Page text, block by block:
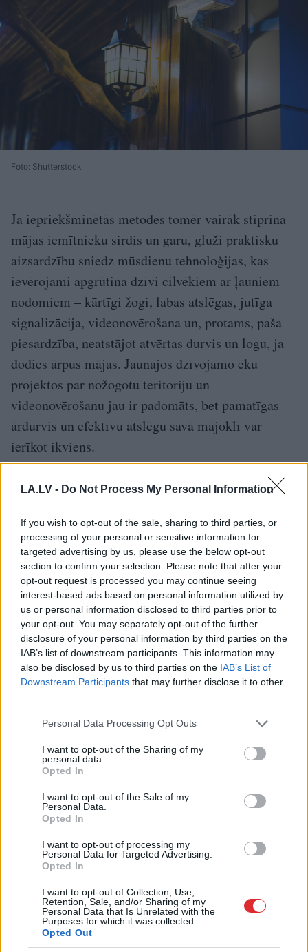
LA.LV - Do Not Process My Personal Information
If you wish to opt-out of the sale, sharing to third parties, or
processing of your personal or sensitive information for
targeted advertising by us, please use the below opt-out
section to confirm your selection. Please note that after your
opt-out request is processed you may continue seeing
interest-based ads based on personal information utilized by
us or personal information disclosed to third parties prior to
your opt-out. You may separately opt-out of the further
disclosure of your personal information by third parties on the
IAB’s list of downstream participants. This information may
also be disclosed by us to third parties on the IAB’s List of
Downstream Participants that may further disclose it to other
Please note that this website/app uses one or more Google
not limited to your visit or usage behaviour. You may click to
grant or deny consent to Google and its third-party tags to
use your data for below specified purposes in below Google
consent section.
Personal Data Processing Opt Outs
I want to opt-out of the Sharing of my
personal data.
Opted In
I want to opt-out of the Sale of my
Personal Data.
Opted In
I want to opt-out of processing my
Personal Data for Targeted Advertising.
Opted In
I want to opt-out of Collection, Use,
Retention, Sale, and/or Sharing of my
Personal Data that Is Unrelated with the
Purposes for which it was collected.
Opted Out
Foto: Shutterstock
Ja iepriekšminētās metodes tomēr vairāk stiprina
mājas iemītnieku sirdis un garu, gluži praktisku
aizsardzību sniedz mūsdienu tehnoloģijas, kas
ievērojami apgrūtina dzīvi cilvēkiem ar ļauniem
nodomiem – kārtīgi žogi, labas atslēgas, jutīga
signalizācija, videonovērošana un, protams, paša
piesardzība, neatstājot atvērtas durvis un logu, ja
dodies ārpus mājas. Jaunajos dzīvojamo ēku
projektos par nožogotu teritoriju un
videonovērošanu jau ir padomāts, bet pamatīgas
ārdurvis un efektīvu atslēgu savā mājoklī var
ierīkot ikviens.
TĒMAS
senlatviešu ticējumi ticējumi tumšie spēki
LA.LV Google ziņās Pievienot
SAISTĪTIE RAKSTI
Spēcīgs amulets pret ļaunumu
kopš senseniem laikiem: to var
izveidot pats
7augļukoki un to maģiskās
nedrīkst darīt saulrietā un
saulainās dienās
LA.LV aicina portāla lietotājus, rakstot komentārus, ievērot
pieklājību, nekurināt naidu un iztikt bez rupjībām.
Skatīt komentārus (60)